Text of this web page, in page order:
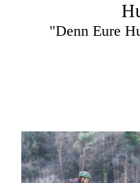
"Denn Eure